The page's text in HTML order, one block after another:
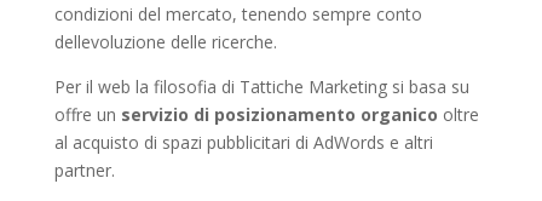
condizioni del mercato, tenendo sempre conto
dellevoluzione delle ricerche.
Per il web la filosofia di Tattiche Marketing si basa su
offre un servizio di posizionamento organico oltre
al acquisto di spazi pubblicitari di AdWords e altri
partner.